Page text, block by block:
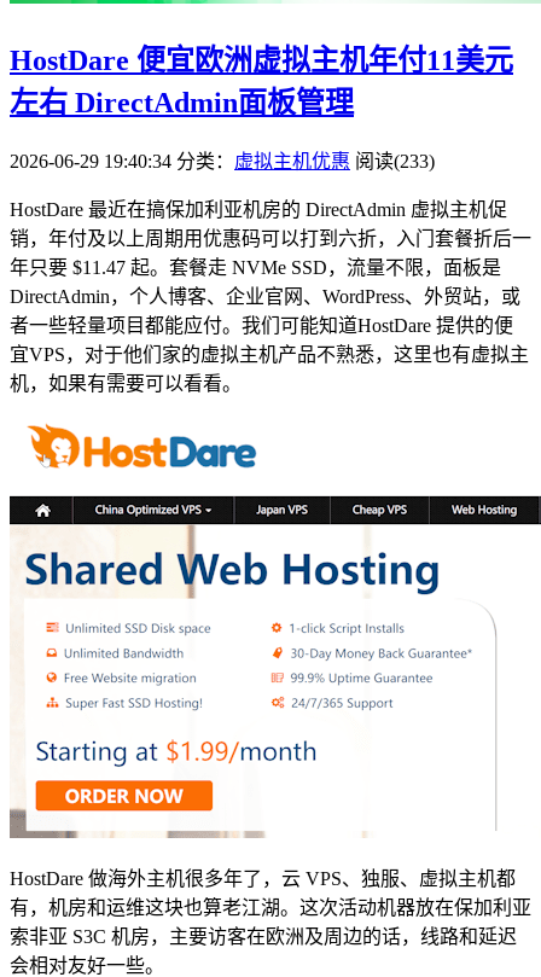
HostDare 便宜欧洲虚拟主机年付11美元
左右 DirectAdmin面板管理
2026-06-29 19:40:34 分类： 虚拟主机优惠 阅读(233)
HostDare 最近在搞保加利亚机房的 DirectAdmin 虚拟主机促
销，年付及以上周期用优惠码可以打到六折，入门套餐折后一
年只要 $11.47 起。套餐走 NVMe SSD，流量不限，面板是
DirectAdmin，个人博客、企业官网、WordPress、外贸站，或
者一些轻量项目都能应付。我们可能知道HostDare 提供的便
宜VPS，对于他们家的虚拟主机产品不熟悉，这里也有虚拟主
机，如果有需要可以看看。
HostDare 做海外主机很多年了，云 VPS、独服、虚拟主机都
有，机房和运维这块也算老江湖。这次活动机器放在保加利亚
索非亚 S3C 机房，主要访客在欧洲及周边的话，线路和延迟
会相对友好一些。